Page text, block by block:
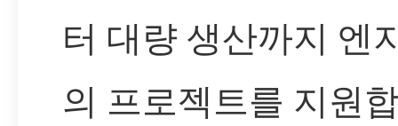
터 대량 생산까지 엔
의 프로젝트를 지원